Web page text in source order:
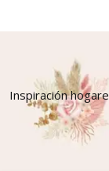
Inspiración